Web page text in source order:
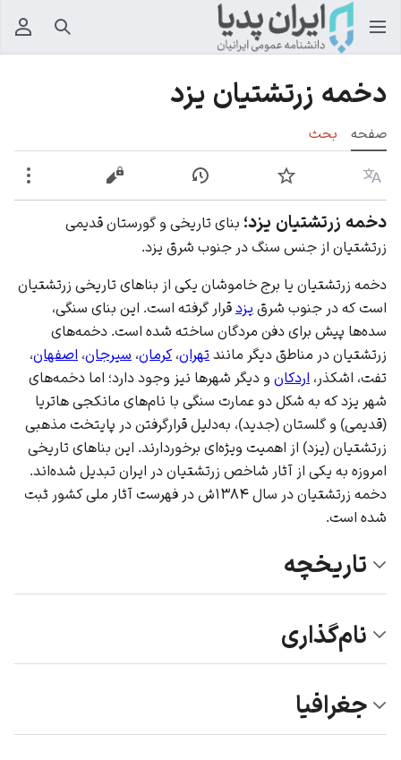
جستجو
دخمه زرتشتیان یزد
صفحه بحث
زبان پیگیری نمایش تاریخچهنمایش مبدأ
دخمه زرتشتیان یزد؛ بنای تاریخی و گورستان قدیمی
زرتشتیان از جنس سنگ در جنوب‌ شرق یزد.
دخمه زرتشتیان یا برج خاموشان یکی از بنا‌های تاریخی زرتشتیان
است که در جنوب‌ شرق یزد قرار گرفته است. این بنای سنگی،
سده‌ها پیش برای دفن مردگان ساخته شده است. دخمه‌های
زرتشتیان در مناطق دیگر مانند تهران، کرمان، سیرجان، اصفهان،
تفت، اشکذر، اردکان و دیگر شهرها نیز وجود دارد؛ اما دخمه‌های
شهر یزد که به شکل دو عمارت سنگی با نام‌های مانکجی هاتریا
(قدیمی) و گلستان (جدید)، به‌دلیل قرار‌گرفتن در پایتخت مذهبی
زرتشتیان (یزد) از اهمیت ویژه‌ای برخوردارند. این بنا‌های تاریخی
امروزه به یکی از آثار شاخص زرتشتیان در ایران تبدیل شده‌اند.
دخمه زرتشتیان در سال ۱۳۸۴ش در فهرست آثار ملی کشور ثبت
شده است.
تاریخچه
نام‌گذاری
جغرافیا